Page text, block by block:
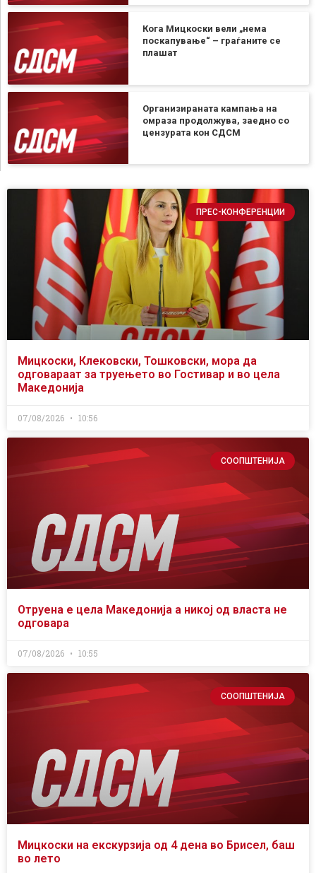
Кога Мицкоски вели „нема
поскапување“ – граѓаните се
плашат
Организираната кампања на
омраза продолжува, заедно со
цензурата кон СДСМ
ПРЕС-КОНФЕРЕНЦИИ
Мицкоски, Клековски, Тошковски, мора да
одговараат за труењето во Гостивар и во цела
Македонија
07/08/2026 10:56
СООПШТЕНИЈА
Отруена е цела Македонија а никој од власта не
одговара
07/08/2026 10:55
СООПШТЕНИЈА
Мицкоски на екскурзија од 4 дена во Брисел, баш
во лето